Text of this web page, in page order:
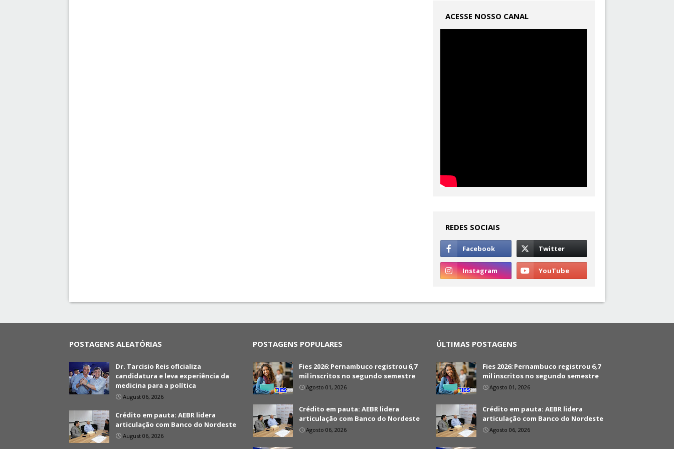
ACESSE NOSSO CANAL
REDES SOCIAIS
POSTAGENS ALEATÓRIAS
Dr. Tarcisio Reis oficializa
candidatura e leva experiência da
medicina para a política
August 06, 2026
Crédito em pauta: AEBR lidera
articulação com Banco do Nordeste
August 06, 2026
POSTAGENS POPULARES
Fies 2026: Pernambuco registrou 6,7
mil inscritos no segundo semestre
Agosto 01, 2026
Crédito em pauta: AEBR lidera
articulação com Banco do Nordeste
Agosto 06, 2026
ÚLTIMAS POSTAGENS
Fies 2026: Pernambuco registrou 6,7
mil inscritos no segundo semestre
Agosto 01, 2026
Crédito em pauta: AEBR lidera
articulação com Banco do Nordeste
Agosto 06, 2026